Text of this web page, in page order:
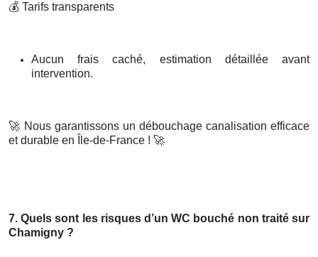
💰 Tarifs transparents
Aucun frais caché, estimation détaillée avant
intervention.
🚀 Nous garantissons un débouchage canalisation efficace
et durable en Île-de-France ! 🚀
7. Quels sont les risques d’un WC bouché non traité sur
Chamigny ?